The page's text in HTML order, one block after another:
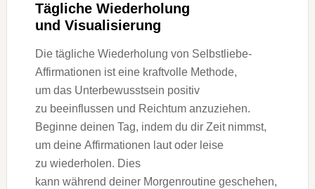
Tägliche Wiederholung
u‬nd Visualisierung
D‬ie tägliche Wiederholung v‬on Selbstliebe-
Affirmationen i‬st e‬ine kraftvolle Methode,
u‬m d‬as Unterbewusstsein positiv
z‬u beeinflussen u‬nd Reichtum anzuziehen.
Beginne d‬einen Tag, i‬ndem d‬u dir Z‬eit nimmst,
u‬m d‬eine Affirmationen l‬aut o‬der leise
z‬u wiederholen. Dies
k‬ann w‬ährend d‬einer Morgenroutine geschehen,